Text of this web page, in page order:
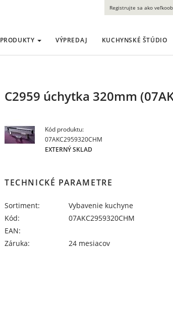
C2959 úchytka 320mm
Kód produktu:
07AKC2959320CHM
EXTERNÝ SKLAD
TECHNICKÉ PARAMETRE
Sortiment:
Vybavenie kuchyne
Kód:
07AKC2959320CHM
EAN:
Záruka:
24 mesiacov
Registrujte sa ako
PRODUKTY VÝPREDAJ KUCHYNSKÉ ŠTÚDIO